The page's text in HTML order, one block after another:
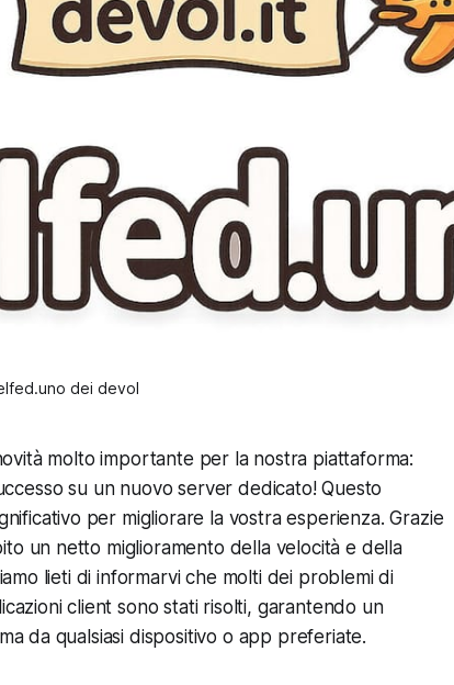
dei devol
molto importante per la nostra piattaforma:
su un nuovo server dedicato! Questo
per migliorare la vostra esperienza. Grazie
un netto miglioramento della velocità e della
lieti di informarvi che molti dei problemi di
client sono stati risolti, garantendo un
da qualsiasi dispositivo o app preferiate.